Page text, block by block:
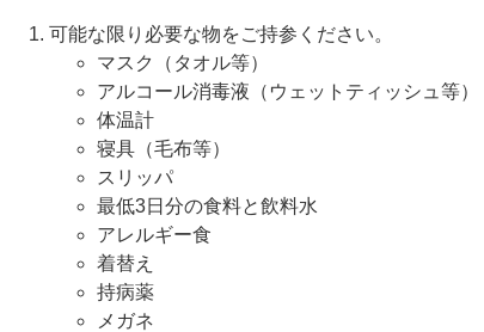
可能な限り必要な物をご持参ください。
マスク（タオル等）
アルコール消毒液（ウェットティッシュ等）
体温計
寝具（毛布等）
スリッパ
最低3日分の食料と飲料水
アレルギー食
着替え
持病薬
メガネ